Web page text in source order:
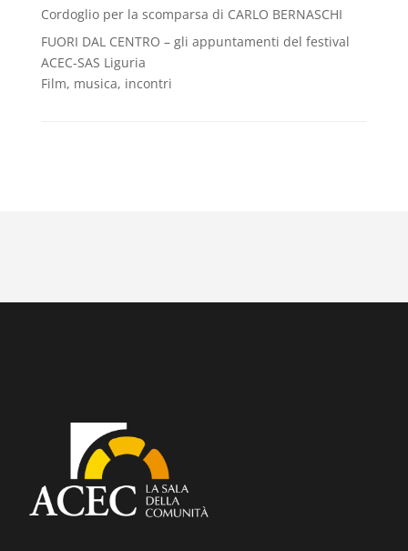
Cordoglio per la scomparsa di CARLO BERNASCHI
FUORI DAL CENTRO – gli appuntamenti del festival
ACEC-SAS Liguria
Film, musica, incontri